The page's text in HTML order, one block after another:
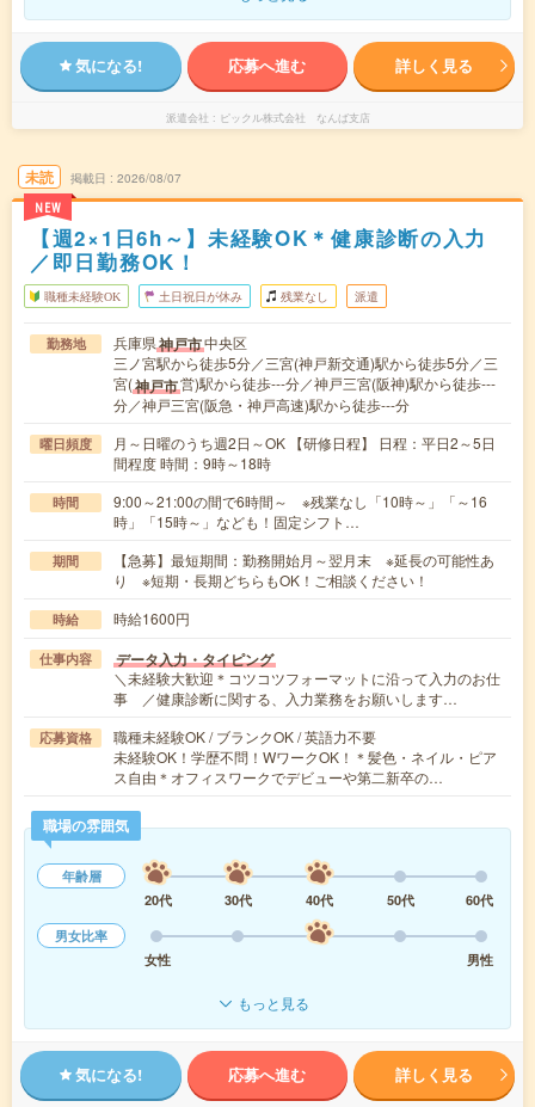
気になる! 応募へ進む 詳しく見る
派遣会社 ピックル株式会社 なんば支店
未読
NEW
掲載日 2026/08/07
【週2×1日6h～】未経験OK＊健康診断の入力
／即日勤務OK！
職種未経験OK 土日祝日が休み 残業なし 派遣
勤務地 兵庫県神戸市中央区
三ノ宮駅から徒歩5分／三宮(神戸新交通)駅から徒歩5分／三
宮(神戸市営)駅から徒歩---分／神戸三宮(阪神)駅から徒歩---
分／神戸三宮(阪急・神戸高速)駅から徒歩---分
曜日頻度
月～日曜のうち週2日～OK 【研修日程】 日程：平日2～5日
間程度 時間：9時～18時
時間
9:00～21:00の間で6時間～ ※残業なし「10時～」「～16
時」「15時～」なども！固定シフト…
期間
【急募】最短期間：勤務開始月～翌月末 ※延長の可能性あ
り ※短期・長期どちらもOK！ご相談ください！
時給 時給1600円
仕事内容 データ入力・タイピング
＼未経験大歓迎＊コツコツフォーマットに沿って入力のお仕
事 ／健康診断に関する、入力業務をお願いします…
応募資格
職種未経験OK / ブランクOK / 英語力不要
未経験OK！学歴不問！WワークOK！＊髪色・ネイル・ピア
ス自由＊オフィスワークでデビューや第二新卒の…
職場の雰囲気
年齢層
20代
30代 40代 50代
60代
男女比率
女性
男性
もっと見る
気になる! 応募へ進む 詳しく見る